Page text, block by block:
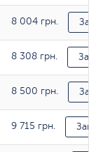
8 004 грн.
8 308 грн.
8 500 грн.
9 715 грн.